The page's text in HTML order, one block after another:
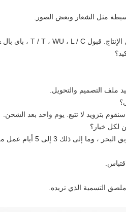
قبول T / T ، WU ، L / C ، باي بال & النقدية.
سنقوم بتزويد لا تتبع.
يوم واحد بعد الشحن.
لكل خيار؟
أيام عمل من التسليم السريع.
التسمية الذي تريده.